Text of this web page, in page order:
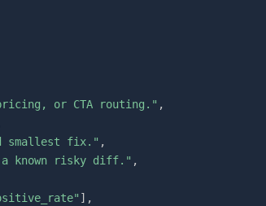
or CTA routing." ,
smallest fix." ,
a known risky diff." ,
] ,